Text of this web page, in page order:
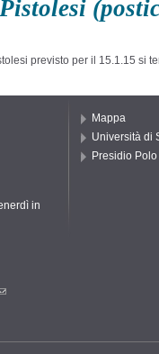
previsto per il 15.1.15 si
in
Mappa
Università di
Presidio